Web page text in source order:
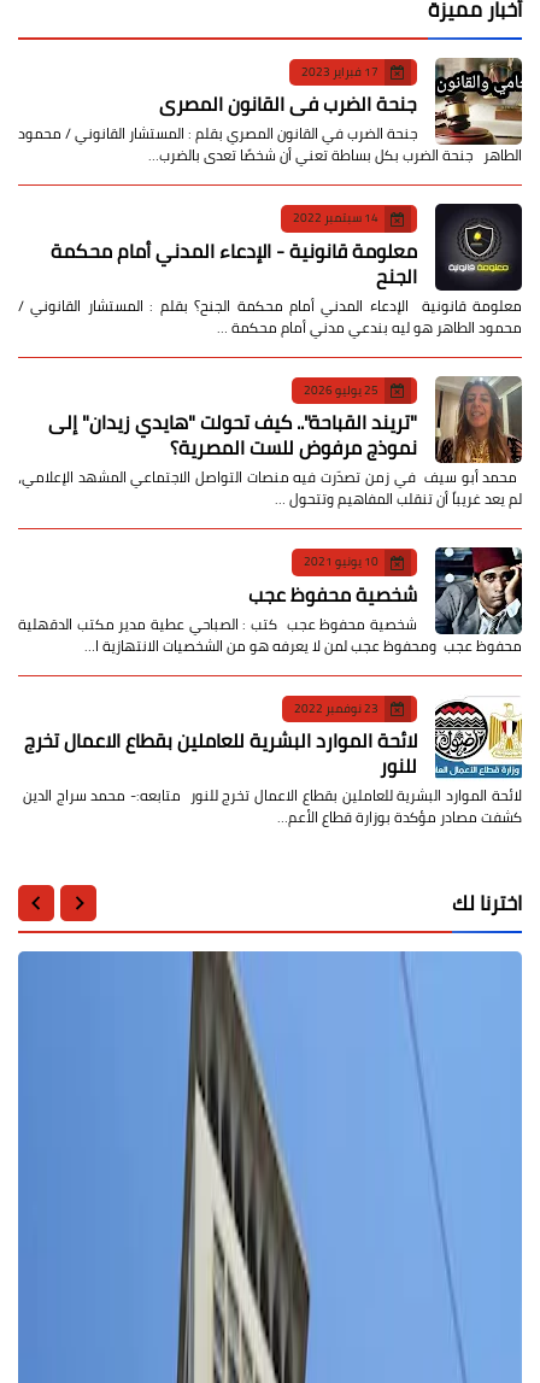
أخبار مميزة
17 فبراير 2023
جنحة الضرب في القانون المصري
جنحة الضرب في القانون المصري بقلم : المستشار القانوني / محمود
الطاهر جنحة الضرب بكل بساطة تعني أن شخصًا تعدى بالضرب…
14 سبتمبر 2022
معلومة قانونية - الإدعاء المدني أمام محكمة
الجنح
معلومة قانونية الإدعاء المدني أمام محكمة الجنح؟ بقلم : المستشار القانوني /
محمود الطاهر هو ليه بندعي مدني أمام محكمة …
25 يوليو 2026
​"تريند القباحة".. كيف تحولت "هايدي زيدان" إلى
نموذج مرفوض للست المصرية؟
​ محمد أبو سيف ​في زمن تصدّرت فيه منصات التواصل الاجتماعي المشهد الإعلامي،
لم يعد غريباً أن تنقلب المفاهيم وتتحول …
10 يونيو 2021
شخصية محفوظ عجب
شخصية محفوظ عجب كتب : الصباحي عطية مدير مكتب الدقهلية
محفوظ عجب ومحفوظ عجب لمن لا يعرفه هو من الشخصيات الانتهازية ا…
23 نوفمبر 2022
لائحة الموارد البشرية للعاملين بقطاع الاعمال تخرج
للنور
لائحة الموارد البشرية للعاملين بقطاع الاعمال تخرج للنور متابعه:- محمد سراج الدين
كشفت مصادر مؤكدة بوزارة قطاع الأعم…
اخترنا لك